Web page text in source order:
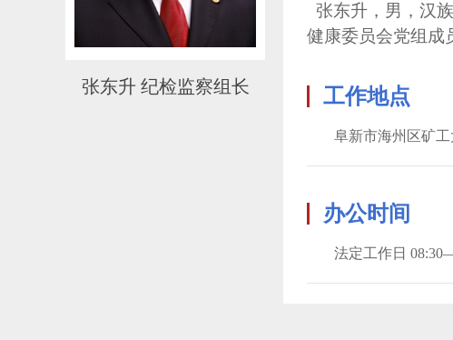
张东升 纪检监察组长
张东升，男，汉
健康委员会党组成
工作地点
阜新市海州区矿工
办公时间
法定工作日